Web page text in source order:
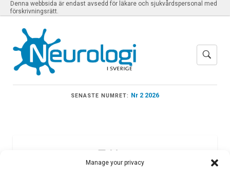
Manage your privacy
Denna webbsida är endast avsedd för läkare och sjukvårdspersonal med
förskrivningsrätt.
SENASTE NUMRET: Nr 2 2026
Meny